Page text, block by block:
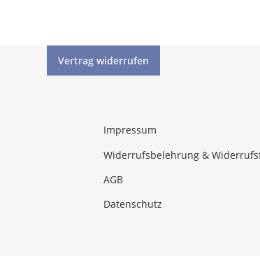
Vertrag widerrufen
Impressum
Widerrufsbelehrung &
AGB
Datenschutz